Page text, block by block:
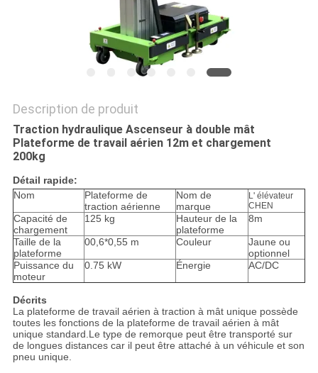
DE
CONFIDENTIALITÉ
Description de produit
Traction hydraulique Ascenseur à double mât
Plateforme de travail aérien 12m et chargement
200kg
Détail rapide:
Nom
Plateforme de
traction aérienne
Nom de
marque
L' élévateur
CHEN
Capacité de
chargement
125 kg
Hauteur de la
plateforme
8m
Taille de la
plateforme
00,6*0,55 m Couleur
Jaune ou
optionnel
Puissance du
moteur
0.75 kW Énergie AC/DC
Décrits
La plateforme de travail aérien à traction à mât unique possède
toutes les fonctions de la plateforme de travail aérien à mât
unique standard.Le type de remorque peut être transporté sur
de longues distances car il peut être attaché à un véhicule et son
pneu unique.